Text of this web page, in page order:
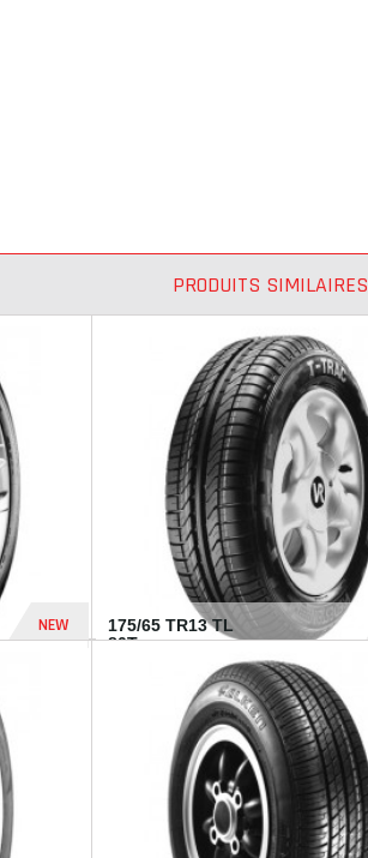
PRODUITS SIMILAIRES
NEW
394 Dhs
175/65 TR13 TL
80T...